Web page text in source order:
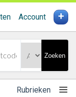
Account +
Zoeken
Rubrieken